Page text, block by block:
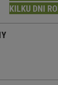
KILKU DNI